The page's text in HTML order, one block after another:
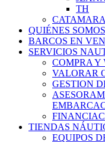
TH
QUIÉNES SOMOS
BARCOS EN
SERVICIOS
COMPRA Y
VALORAR
GESTION
TIENDAS
EQUIPOS